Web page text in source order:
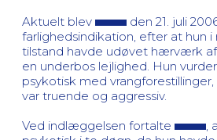
Aktuelt blev
den 21. juli
farlighedsindikation, efter at hun i
tilstand havde udøvet hærværk
en underbos lejlighed. Hun
psykotisk med
var truende og aggressiv.
Ved indlæggelsen fortalte